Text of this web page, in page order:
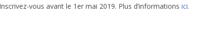
vous avant le 1er mai 2019. Plus d’informations ici.